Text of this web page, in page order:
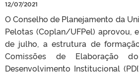
12/07/2021
O Conselho de Planejamento da
Pelotas (Coplan/UFPel) aprovou,
de julho, a estrutura de
Comissões de Elaboração
Desenvolvimento Institucional